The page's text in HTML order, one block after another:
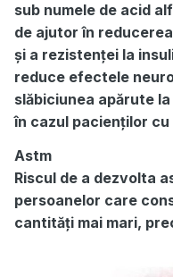
sub numele de acid
de ajutor în
și a rezistenței la
reduce efectele
slăbiciunea apărute
în cazul pacienților cu
Astm
Riscul de a dezvolta
persoanelor care
cantități mai mari,